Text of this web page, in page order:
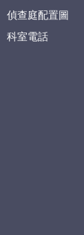
偵查庭配置圖
科室電話